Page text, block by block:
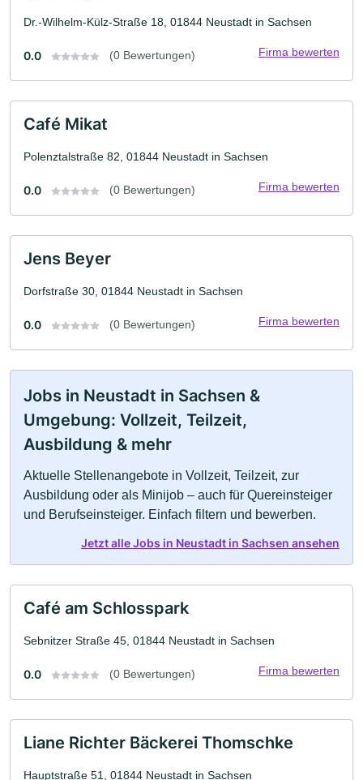
Dr.-Wilhelm-Külz-Straße 18, 01844 Neustadt in Sachsen
0.0 (0 Bewertungen) Firma bewerten
Café Mikat
Polenztalstraße 82, 01844 Neustadt in Sachsen
0.0 (0 Bewertungen) Firma bewerten
Jens Beyer
Dorfstraße 30, 01844 Neustadt in Sachsen
0.0 (0 Bewertungen) Firma bewerten
Jobs in Neustadt in Sachsen &
Umgebung: Vollzeit, Teilzeit,
Ausbildung & mehr
Aktuelle Stellenangebote in Vollzeit, Teilzeit, zur
Ausbildung oder als Minijob – auch für Quereinsteiger
und Berufseinsteiger. Einfach filtern und bewerben.
Jetzt alle Jobs in Neustadt in Sachsen ansehen
Café am Schlosspark
Sebnitzer Straße 45, 01844 Neustadt in Sachsen
0.0 (0 Bewertungen) Firma bewerten
Liane Richter Bäckerei Thomschke
Hauptstraße 51, 01844 Neustadt in Sachsen